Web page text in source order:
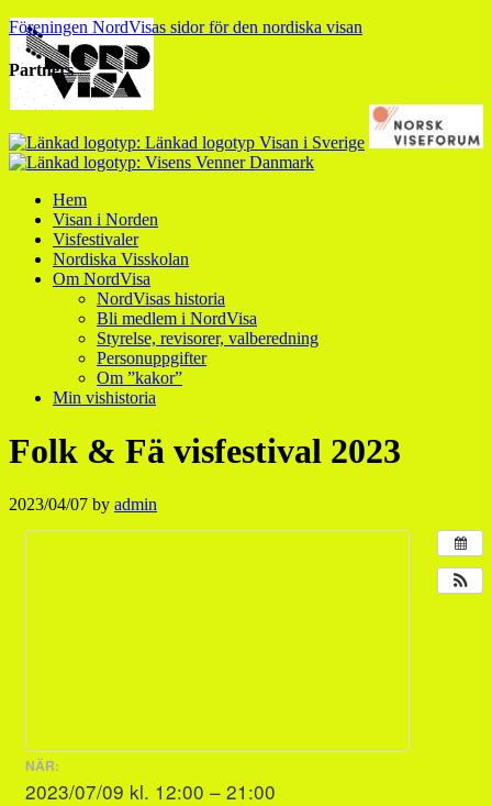
Föreningen NordVisas sidor för den nordiska visan
Partners
Hem
Visan i Norden
Visfestivaler
Nordiska Visskolan
Om NordVisa
NordVisas historia
Bli medlem i NordVisa
Styrelse, revisorer, valberedning
Personuppgifter
Om ”kakor”
Min vishistoria
Folk & Fä visfestival 2023
2023/04/07 by admin
NÄR:
2023/07/09 kl. 12:00 – 21:00